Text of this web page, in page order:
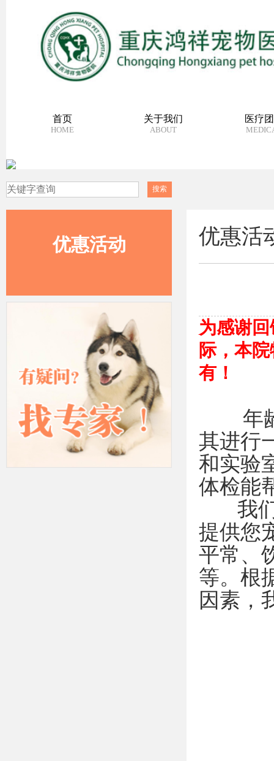
首页
HOME
关于我们
ABOUT
医疗
优惠活动 优惠活
为感谢
际，本
有！
年龄
其进行
和实验
体检能
我们
提供您
平常、
等。根
因素，